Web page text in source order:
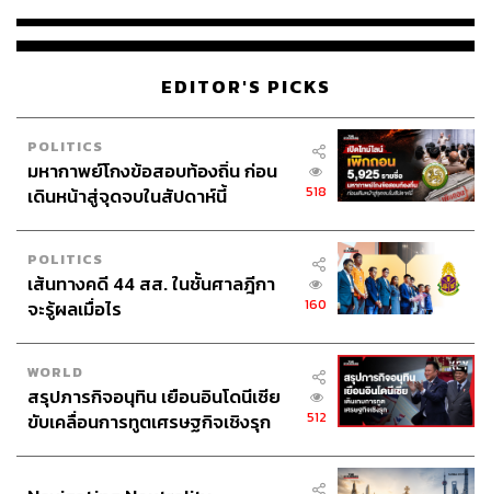
EDITOR'S PICKS
POLITICS
มหากาพย์โกงข้อสอบท้องถิ่น ก่อน
เดินหน้าสู่จุดจบในสัปดาห์นี้
518
POLITICS
เส้นทางคดี 44 สส. ในชั้นศาลฎีกา
จะรู้ผลเมื่อไร
160
WORLD
สรุปภารกิจอนุทิน เยือนอินโดนีเซีย
ขับเคลื่อนการทูตเศรษฐกิจเชิงรุก
512